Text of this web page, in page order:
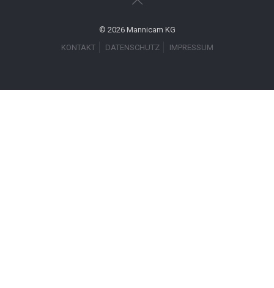
© 2026 Mannicam KG
KONTAKT
DATENSCHUTZ IMPRESSUM